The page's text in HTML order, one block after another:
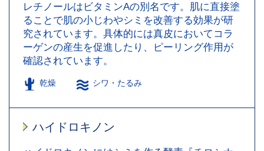
レチノールはビタミンAの別名です。肌に直接塗
ることで肌の小じわやシミを改善する効果が研
究されています。具体的には真皮においてコラ
ーゲンの産生を促進したり、ピーリング作用が
確認されています。
乾燥 シワ・たるみ
ハイドロキノン